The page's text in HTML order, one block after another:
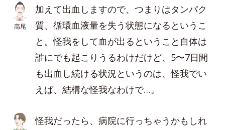
高尾
加えて出血しますので、つまりはタンパク
質、循環血液量を失う状態になるというこ
と。怪我をして血が出るということ自体は
誰にでも起こりうるわけだけど、5〜7日間
も出血し続ける状況というのは、怪我でい
えば、結構な怪我なわけで…。
怪我だったら、病院に行っちゃうかもしれ